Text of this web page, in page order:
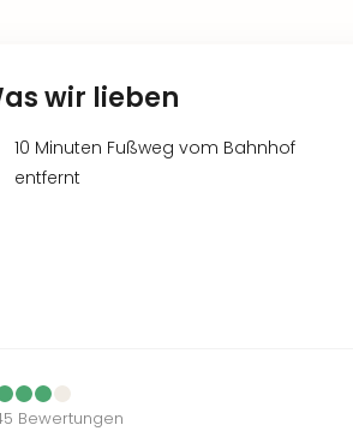
wir lieben
10 Minuten Fußweg vom Bahnhof
entfernt
Bewertungen